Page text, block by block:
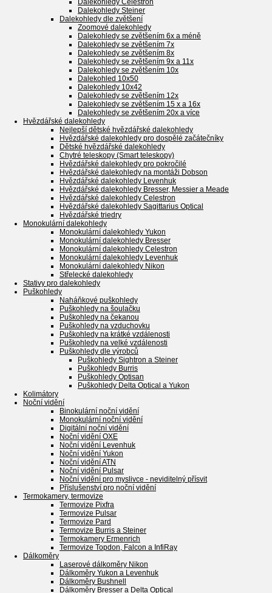
Dalekohledy Celestron
Dalekohledy Steiner
Dalekohledy dle zvětšení
Zoomové dalekohledy
Dalekohledy se zvětšením 6x a méně
Dalekohledy se zvětšením 7x
Dalekohledy se zvětšením 8x
Dalekohledy se zvětšením 9x a 11x
Dalekohledy se zvětšením 10x
Dalekohled 10x50
Dalekohledy 10x42
Dalekohledy se zvětšením 12x
Dalekohledy se zvětšením 15 x a 16x
Dalekohledy se zvětšením 20x a více
Hvězdářské dalekohledy
Nejlepší dětské hvězdářské dalekohledy
Hvězdářské dalekohledy pro dospělé začátečníky
Dětské hvězdářské dalekohledy
Chytré teleskopy (Smart teleskopy)
Hvězdářské dalekohledy pro pokročilé
Hvězdářské dalekohledy na montáži Dobson
Hvězdářské dalekohledy Levenhuk
Hvězdářské dalekohledy Bresser, Messier a Meade
Hvězdářské dalekohledy Celestron
Hvězdářské dalekohledy Sagittarius Optical
Hvězdářské triedry
Monokulární dalekohledy
Monokulární dalekohledy Yukon
Monokulární dalekohledy Bresser
Monokulární dalekohledy Celestron
Monokulární dalekohledy Levenhuk
Monokulární dalekohledy Nikon
Střelecké dalekohledy
Stativy pro dalekohledy
Puškohledy
Naháňkové puškohledy
Puškohledy na šoulačku
Puškohledy na čekanou
Puškohledy na vzduchovku
Puškohledy na krátké vzdálenosti
Puškohledy na velké vzdálenosti
Puškohledy dle výrobců
Puškohledy Sightron a Steiner
Puškohledy Burris
Puškohledy Optisan
Puškohledy Delta Optical a Yukon
Kolimátory
Noční vidění
Binokulární noční vidění
Monokulární noční vidění
Digitální noční vidění
Noční vidění OXE
Noční vidění Levenhuk
Noční vidění Yukon
Noční vidění ATN
Noční vidění Pulsar
Noční vidění pro myslivce - neviditelný přísvit
Příslušenství pro noční vidění
Termokamery, termovize
Termovize Pixfra
Termovize Pulsar
Termovize Pard
Termovize Burris a Steiner
Termokamery Ermenrich
Termovize Topdon, Falcon a InfiRay
Dálkoměry
Laserové dálkoměry Nikon
Dálkoměry Yukon a Levenhuk
Dálkoměry Bushnell
Dálkoměry Bresser a Delta Optical